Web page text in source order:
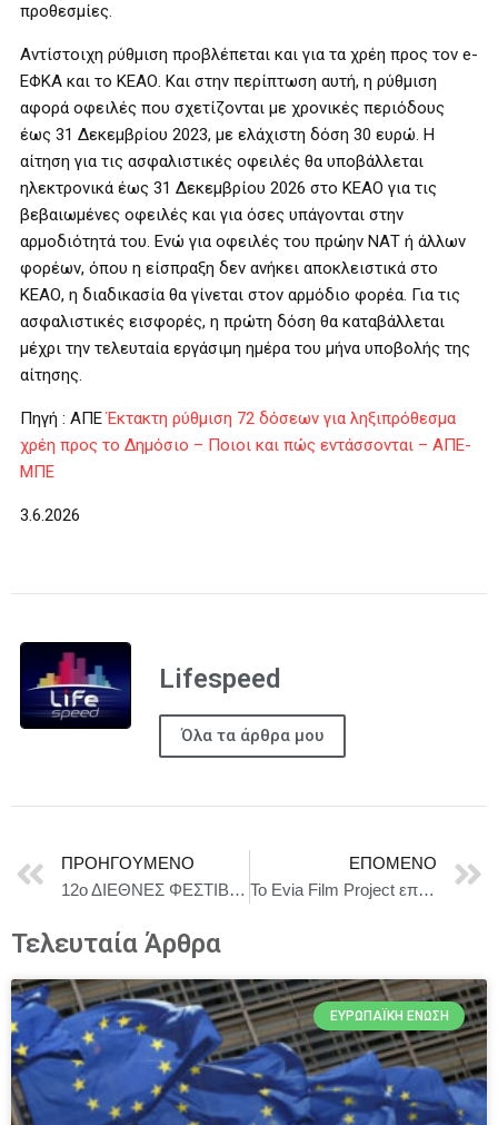
προθεσμίες.
Αντίστοιχη ρύθμιση προβλέπεται και για τα χρέη προς τον e-
ΕΦΚΑ και το ΚΕΑΟ. Και στην περίπτωση αυτή, η ρύθμιση
αφορά οφειλές που σχετίζονται με χρονικές περιόδους
έως 31 Δεκεμβρίου 2023, με ελάχιστη δόση 30 ευρώ. Η
αίτηση για τις ασφαλιστικές οφειλές θα υποβάλλεται
ηλεκτρονικά έως 31 Δεκεμβρίου 2026 στο ΚΕΑΟ για τις
βεβαιωμένες οφειλές και για όσες υπάγονται στην
αρμοδιότητά του. Ενώ για οφειλές του πρώην ΝΑΤ ή άλλων
φορέων, όπου η είσπραξη δεν ανήκει αποκλειστικά στο
ΚΕΑΟ, η διαδικασία θα γίνεται στον αρμόδιο φορέα. Για τις
ασφαλιστικές εισφορές, η πρώτη δόση θα καταβάλλεται
μέχρι την τελευταία εργάσιμη ημέρα του μήνα υποβολής της
αίτησης.
Πηγή : ΑΠΕΈκτακτη ρύθμιση 72 δόσεων για ληξιπρόθεσμα
χρέη προς το Δημόσιο – Ποιοι και πώς εντάσσονται – ΑΠΕ-
ΜΠΕ
3.6.2026
Lifespeed
Όλα τα άρθρα μου
ΠΡΟΗΓΟΎΜΕΝΟ
12ο ΔΙΕΘΝΕΣ ΦΕΣΤΙΒΑΛ ΑΝΔΡΟΥ | 25 Ιουλίου – 24 Αυγούστου 2026 | Ανοιχτό Θέατρο Χώρας Άνδρου
ΕΠΌΜΕΝΟ
Το Evia Film Project επιστρέφει!
Τελευταία Άρθρα
ΕΥΡΩΠΑΪΚΉ ΈΝΩΣΗ